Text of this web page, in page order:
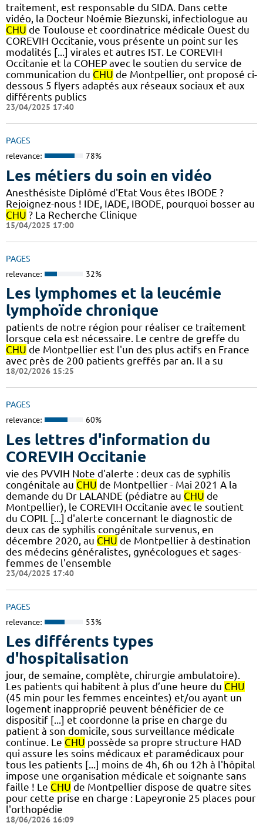
traitement, est responsable du SIDA. Dans cette
vidéo, la Docteur Noémie Biezunski, infectiologue au
CHU de Toulouse et coordinatrice médicale Ouest du
COREVIH Occitanie, vous présente un point sur les
modalités [...] virales et autres IST. Le COREVIH
Occitanie et la COHEP avec le soutien du service de
communication du CHU de Montpellier, ont proposé ci-
dessous 5 flyers adaptés aux réseaux sociaux et aux
différents publics
23/04/2025 17:40
PAGES
relevance: 78%
Les métiers du soin en vidéo
Anesthésiste Diplômé d'Etat Vous êtes IBODE ?
Rejoignez-nous ! IDE, IADE, IBODE, pourquoi bosser au
CHU ? La Recherche Clinique
15/04/2025 17:00
PAGES
relevance: 32%
Les lymphomes et la leucémie
lymphoïde chronique
patients de notre région pour réaliser ce traitement
lorsque cela est nécessaire. Le centre de greffe du
CHU de Montpellier est l'un des plus actifs en France
avec près de 200 patients greffés par an. Il a su
18/02/2026 15:25
PAGES
relevance: 60%
Les lettres d'information du
COREVIH Occitanie
vie des PVVIH Note d'alerte : deux cas de syphilis
congénitale au CHU de Montpellier - Mai 2021 A la
demande du Dr LALANDE (pédiatre au CHU de
Montpellier), le COREVIH Occitanie avec le soutient
du COPIL [...] d'alerte concernant le diagnostic de
deux cas de syphilis congénitale survenus, en
décembre 2020, au CHU de Montpellier à destination
des médecins généralistes, gynécologues et sages-
femmes de l'ensemble
23/04/2025 17:40
PAGES
relevance: 53%
Les différents types
d'hospitalisation
jour, de semaine, complète, chirurgie ambulatoire).
Les patients qui habitent à plus d’une heure du CHU
(45 min pour les femmes enceintes) et/ou ayant un
logement inapproprié peuvent bénéficier de ce
dispositif [...] et coordonne la prise en charge du
patient à son domicile, sous surveillance médicale
continue. Le CHU possède sa propre structure HAD
qui assure les soins médicaux et paramédicaux pour
tous les patients [...] moins de 4h, 6h ou 12h à l'hôpital
impose une organisation médicale et soignante sans
faille ! Le CHU de Montpellier dispose de quatre sites
pour cette prise en charge : Lapeyronie 25 places pour
l'orthopédie
18/06/2026 16:09